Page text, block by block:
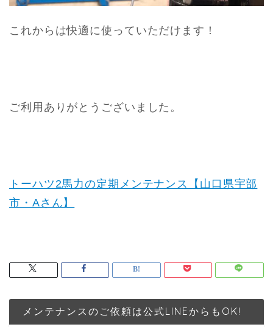
これからは快適に使っていただけます！
ご利用ありがとうございました。
トーハツ2馬力の定期メンテナンス【山口県宇部
市・Aさん】
メンテナンスのご依頼は公式LINEからもOK!